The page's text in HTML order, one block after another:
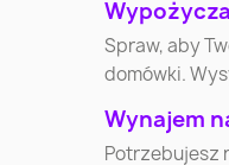
Olsztyn
Elbląg
Spraw, aby
domówki.
Wynajem
Potrzebujesz